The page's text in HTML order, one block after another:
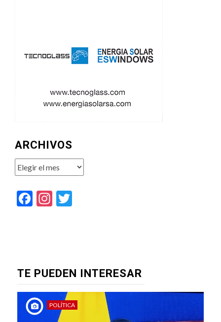
ARCHIVOS
Archivos
Facebook
Instagram
TE PUEDEN INTERESAR
POLÍTICA